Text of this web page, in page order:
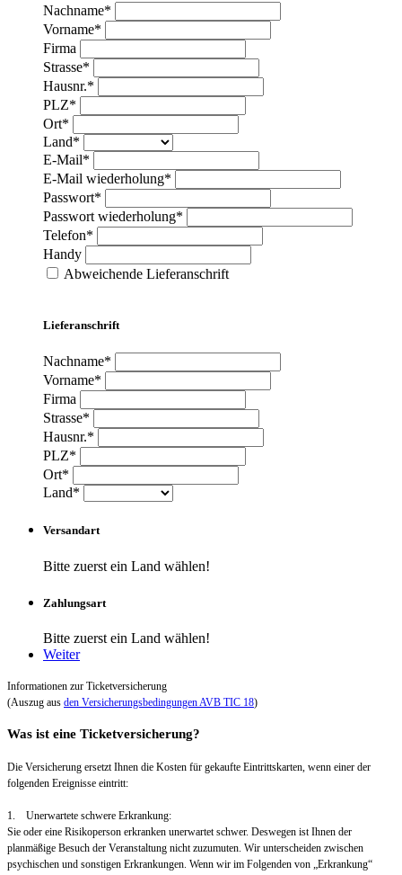
Nachname*
Vorname*
Firma
Strasse*
Hausnr.*
PLZ*
Ort*
Land*
E-Mail*
E-Mail wiederholung*
Passwort*
Passwort wiederholung*
Telefon*
Handy
Abweichende Lieferanschrift
Lieferanschrift
Nachname*
Vorname*
Firma
Strasse*
Hausnr.*
PLZ*
Ort*
Land*
Versandart
Bitte zuerst ein Land wählen!
Zahlungsart
Bitte zuerst ein Land wählen!
Weiter
Informationen zur Ticketversicherung
(Auszug aus den Versicherungsbedingungen AVB TIC 18)
Was ist eine Ticketversicherung?
Die Versicherung ersetzt Ihnen die Kosten für gekaufte Eintrittskarten, wenn einer der
folgenden Ereignisse eintritt:
1. Unerwartete schwere Erkrankung:
Sie oder eine Risikoperson erkranken unerwartet schwer. Deswegen ist Ihnen der
planmäßige Besuch der Veranstaltung nicht zuzumuten. Wir unterscheiden zwischen
psychischen und sonstigen Erkrankungen. Wenn wir im Folgenden von „Erkrankung“